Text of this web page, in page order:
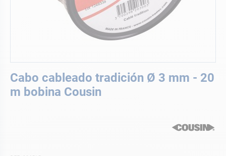
Cabo cableado tradición Ø 3 mm - 20
m bobina Cousin
al
comienzo
de